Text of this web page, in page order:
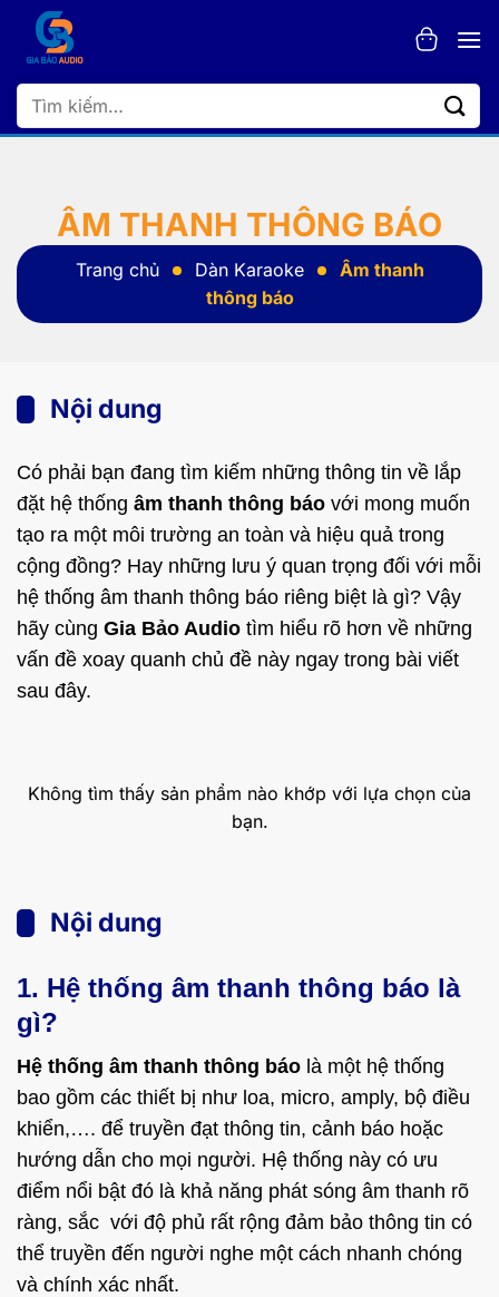
dung
Tìm
kiếm:
ÂM THANH THÔNG BÁO
Trang chủ Dàn Karaoke
Âm thanh
thông báo
Nội dung
Có phải bạn đang tìm kiếm những thông tin về lắp
đặt hệ thống âm thanh thông báo với mong muốn
tạo ra một môi trường an toàn và hiệu quả trong
cộng đồng? Hay những lưu ý quan trọng đối với mỗi
hệ thống âm thanh thông báo riêng biệt là gì? Vậy
hãy cùng Gia Bảo Audio tìm hiểu rõ hơn về những
vấn đề xoay quanh chủ đề này ngay trong bài viết
sau đây.
Không tìm thấy sản phẩm nào khớp với lựa chọn của
bạn.
Nội dung
1. Hệ thống âm thanh thông báo là
gì?
Hệ thống âm thanh thông báo là một hệ thống
bao gồm các thiết bị như loa, micro, amply, bộ điều
khiển,…. để truyền đạt thông tin, cảnh báo hoặc
hướng dẫn cho mọi người. Hệ thống này có ưu
điểm nổi bật đó là khả năng phát sóng âm thanh rõ
ràng, sắc với độ phủ rất rộng đảm bảo thông tin có
thể truyền đến người nghe một cách nhanh chóng
và chính xác nhất.